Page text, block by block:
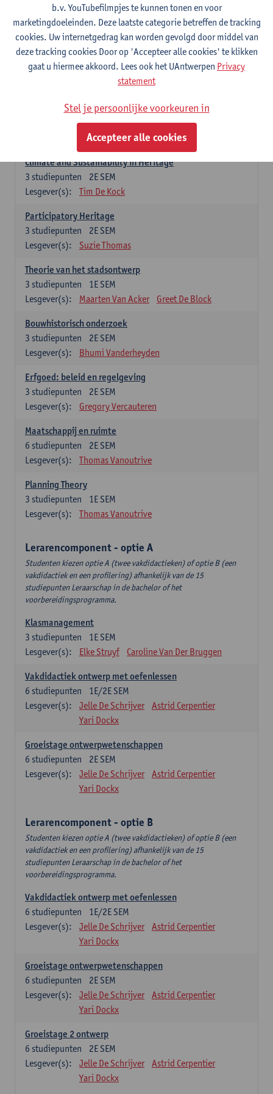
2E SEM
3
studiepunten
Lesgever(s):
Els De Vos
Heritage: Global and European Frames
1E SEM
3studiepunten
Jermina Stanojev
Built Heritage
1E SEM
studiepunten
Yonca Erkan
Climate and Sustainability in Heritage
2E SEM
3 studiepunten
Lesgever(s):
Tim De Kock
Participatory Heritage
2E SEM
3 studiepunten
Lesgever(s):
Suzie Thomas
Theorie van het stadsontwerp
1E SEM
3 studiepunten
Lesgever(s):
Maarten Van Acker Greet De Block
Bouwhistorisch onderzoek
2E SEM
3 studiepunten
Lesgever(s):
Bhumi Vanderheyden
Erfgoed: beleid en regelgeving
2E SEM
3 studiepunten
Lesgever(s):
Gregory Vercauteren
Maatschappij en ruimte
2E SEM
6 studiepunten
Lesgever(s):
Thomas Vanoutrive
Planning Theory
1E SEM
3 studiepunten
Lesgever(s):
Thomas Vanoutrive
Lerarencomponent - optie A
Studenten kiezen optie A (twee vakdidactieken) of optie B (een
vakdidactiek en een profilering) afhankelijk van de 15
studiepunten Leraarschap in de bachelor of het
voorbereidingsprogramma.
Klasmanagement
1E SEM
3 studiepunten
Lesgever(s):
Elke Struyf Caroline Van Der Bruggen
Vakdidactiek ontwerp met oefenlessen
1E/2E SEM
6 studiepunten
Lesgever(s):
Jelle De Schrijver
Astrid Cerpentier
Yari Dockx
Groeistage ontwerpwetenschappen
2E SEM
6 studiepunten
Lesgever(s):
Jelle De Schrijver
Astrid Cerpentier
Yari Dockx
Lerarencomponent - optie B
Studenten kiezen optie A (twee vakdidactieken) of optie B (een
vakdidactiek en een profilering) afhankelijk van de 15
studiepunten Leraarschap in de bachelor of het
voorbereidingsprogramma.
Vakdidactiek ontwerp met oefenlessen
1E/2E SEM
6 studiepunten
Lesgever(s):
Jelle De Schrijver
Astrid Cerpentier
Yari Dockx
Groeistage ontwerpwetenschappen
2E SEM
6 studiepunten
Lesgever(s):
Jelle De Schrijver
Astrid Cerpentier
Yari Dockx
Groeistage 2 ontwerp
2E SEM
6 studiepunten
Lesgever(s):
Jelle De Schrijver
Astrid Cerpentier
Yari Dockx
b.v. YouTubefilmpjes te kunnen tonen en voor
marketingdoeleinden. Deze laatste categorie betreffen de tracking
cookies. Uw internetgedrag kan worden gevolgd door middel van
deze tracking cookies Door op 'Accepteer alle cookies' te klikken
gaat u hiermee akkoord. Lees ook het UAntwerpen Privacy
statement
Stel je persoonlijke voorkeuren in
Accepteer alle cookies